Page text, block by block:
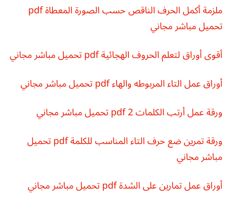
ملزمة أكمل الحرف الناقص حسب الصورة المعطاة pdf
تحميل مباشر مجاني
أقوى أوراق لتعلم الحروف الهجائية pdf تحميل مباشر مجاني
أوراق عمل التاء المربوطه والهاء pdf تحميل مباشر مجاني
ورقة عمل أرتب الكلمات 2 pdf تحميل مباشر مجاني
ورقة تمرين ضع حرف التاء المناسب للكلمة pdf تحميل
مباشر مجاني
أوراق عمل تمارين على الشدة pdf تحميل مباشر مجاني